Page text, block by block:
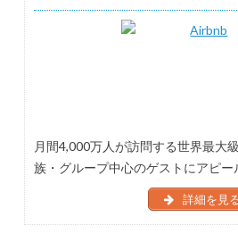
月間4,000万人が訪問する世界最大
族・グループ中心のゲストにアピー
詳細を見